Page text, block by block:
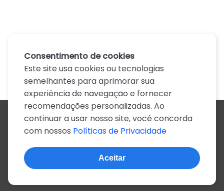
Todos os artistas
A
B C D E F G H I J
N
O P Q R S T U V W X
Z
0-9
Consentimento de cookies
Este site usa cookies ou tecnologias
semelhantes para aprimorar sua
experiência de navegação e fornecer
recomendações personalizadas. Ao
continuar a usar nosso site, você concorda
com nossos Políticas de Privacidade
Aceitar